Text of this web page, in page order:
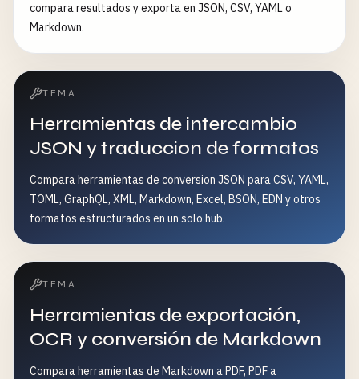
compara resultados y exporta en JSON, CSV, YAML o
Markdown.
TEMA
Herramientas de intercambio
JSON y traduccion de formatos
Compara herramientas de conversion JSON para CSV, YAML,
TOML, GraphQL, XML, Markdown, Excel, BSON, EDN y otros
formatos estructurados en un solo hub.
TEMA
Herramientas de exportación,
OCR y conversión de Markdown
Compara herramientas de Markdown a PDF, PDF a